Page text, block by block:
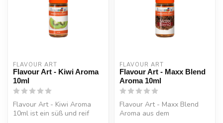
FLAVOUR ART
Flavour Art - Kiwi Aroma
10ml
Flavour Art - Kiwi Aroma
10ml ist ein süß und reif
FLAVOUR ART
Flavour Art - Maxx Blend
Aroma 10ml
Flavour Art - Maxx Blend
Aroma aus dem